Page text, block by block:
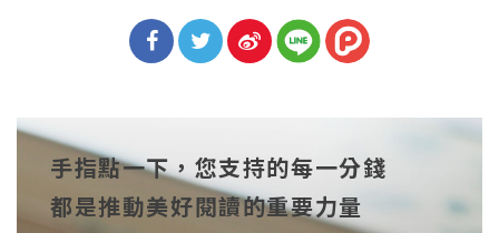
cebo
ok
witt
er
博
手指點一下，您支持的每一分錢
都是推動美好閱讀的重要力量